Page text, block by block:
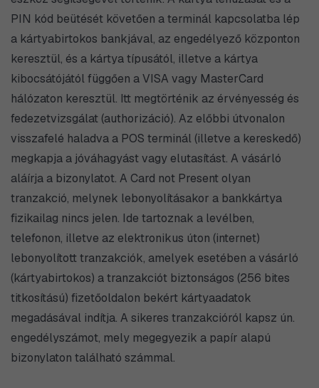
PIN kód beütését követően a terminál kapcsolatba lép
a kártyabirtokos bankjával, az engedélyező központon
keresztül, és a kártya típusától, illetve a kártya
kibocsátójától függően a VISA vagy MasterCard
hálózaton keresztül. Itt megtörténik az érvényesség és
fedezetvizsgálat (authorizáció). Az előbbi útvonalon
visszafelé haladva a POS terminál (illetve a kereskedő)
megkapja a jóváhagyást vagy elutasítást. A vásárló
aláírja a bizonylatot. A Card not Present olyan
tranzakció, melynek lebonyolításakor a bankkártya
fizikailag nincs jelen. Ide tartoznak a levélben,
telefonon, illetve az elektronikus úton (internet)
lebonyolított tranzakciók, amelyek esetében a vásárló
(kártyabirtokos) a tranzakciót biztonságos (256 bites
titkosítású) fizetőoldalon bekért kártyaadatok
megadásával indítja. A sikeres tranzakcióról kapsz ún.
engedélyszámot, mely megegyezik a papír alapú
bizonylaton található számmal.